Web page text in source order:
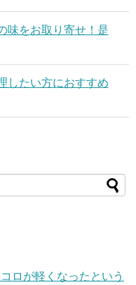
味をお取り寄せ！是
したい方におすすめ
ロが軽くなったという